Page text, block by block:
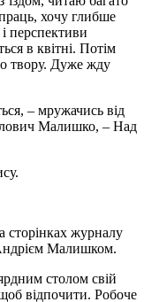
праць, хочу глибше
перспективи
в квітні. Потім
твору. Дуже жду
– мружачись від
Малишко, – Над
журналу
Малишком.
столом свій
відпочити. Робоче